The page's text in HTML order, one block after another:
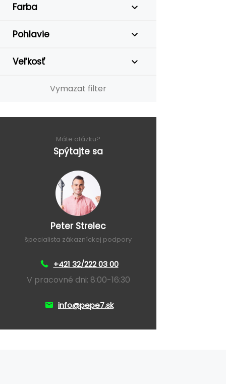
Farba
Pohlavie
Veľkosť
Vymazat filter
Máte otázku?
Spýtajte sa
Peter Strelec
špecialista zákazníckej podpory
+421 32/222 03 00
V pracovné dni: 8:00-16:30
info@pepe7.sk